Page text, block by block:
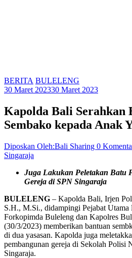
BERITA BULELENG
30 Maret 202330 Maret 2023
Kapolda Bali Serahkan
Sembako kepada Anak
Diposkan Oleh:Bali Sharing 0
Singaraja
Juga Lakukan Peletakan Batu
Gereja di SPN Singaraja
BULELENG – Kapolda Bali, Irjen
S.H., M.Si., didampingi Pejabat Utama
Forkopimda Buleleng dan Kapolres
(30/3/2023) memberikan bantuan
di dua yasasan. Kapolda juga
pembangunan gereja di Sekolah Polisi
Singaraja.